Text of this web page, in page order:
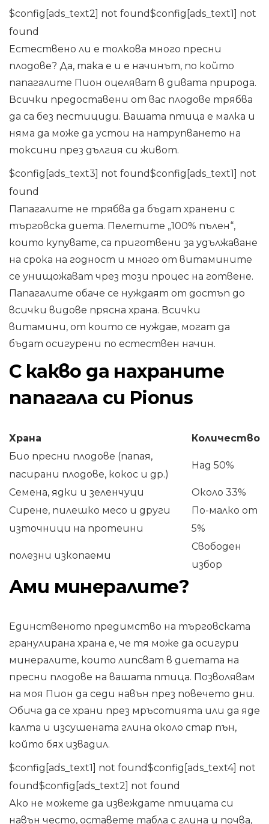
$config[ads_text2] not found$config[ads_text1] not
found
Естествено ли е толкова много пресни
плодове? Да, така е и е начинът, по който
папагалите Пион оцеляват в дивата природа.
Всички предоставени от вас плодове трябва
да са без пестициди. Вашата птица е малка и
няма да може да устои на натрупването на
токсини през дългия си живот.
$config[ads_text3] not found$config[ads_text1] not
found
Папагалите не трябва да бъдат хранени с
търговска диета. Пелетите „100% пълен“,
които купувате, са приготвени за удължаване
на срока на годност и много от витамините
се унищожават чрез този процес на готвене.
Папагалите обаче се нуждаят от достъп до
всички видове прясна храна. Всички
витамини, от които се нуждае, могат да
бъдат осигурени по естествен начин.
С какво да нахраните
папагала си Pionus
Храна
Количество
Био пресни плодове (папая,
пасирани плодове, кокос и др.)
Над 50%
Семена, ядки и зеленчуци
Около 33%
Сирене, пилешко месо и други
източници на протеини
По-малко от
5%
полезни изкопаеми
Свободен
избор
Ами минералите?
Единственото предимство на търговската
гранулирана храна е, че тя може да осигури
минералите, които липсват в диетата на
пресни плодове на вашата птица. Позволявам
на моя Пион да седи навън през повечето дни.
Обича да се храни през мръсотията или да яде
калта и изсушената глина около стар пън,
който бях извадил.
$config[ads_text1] not found$config[ads_text4] not
found$config[ads_text2] not found
Ако не можете да извеждате птицата си
навън често, оставете табла с глина и почва,